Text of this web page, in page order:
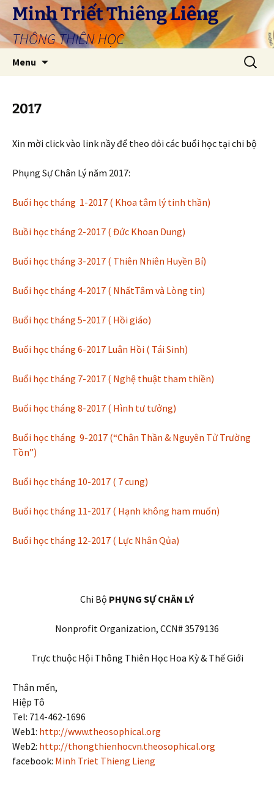
Skip
to
content
Minh Triết Thiêng Liêng
THÔNG THIÊN HỌC
Menu
Search
for:
2017
Xin mời click vào link nầy để theo dỏi các buổi học tại chi bộ
Phụng Sự Chân Lý năm 2017:
Buổi học tháng 1-2017 ( Khoa tâm lý tinh thần)
Buồi học tháng 2-2017 ( Đức Khoan Dung)
Buổi học tháng 3-2017 ( Thiên Nhiên Huyền Bí)
Buổi học tháng 4-2017 ( NhấtTâm và Lòng tin)
Buổi học tháng 5-2017 ( Hồi giáo)
Buổi học tháng 6-2017 Luân Hồi ( Tái Sinh)
Buổi học tháng 7-2017 ( Nghệ thuật tham thiền)
Buổi học tháng 8-2017 ( Hình tư tưởng)
Buổi học tháng 9-2017 (“Chân Thần & Nguyên Tử Trường
Tồn”)
Buổi học tháng 10-2017 ( 7 cung)
Buổi học tháng 11-2017 ( Hạnh không ham muốn)
Buổi học tháng 12-2017 ( Lực Nhân Qủa)
Chi Bộ PHỤNG SỰ CHÂN LÝ
Nonprofit Organization, CCN# 3579136
Trực thuộc Hội Thông Thiên Học Hoa Kỳ & Thế Giới
Thân mến,
Hiệp Tô
Tel: 714-462-1696
Web1: http://www.theosophical.org
Web2: http://thongthienhocvn.theosophical.org
facebook: Minh Triet Thieng Lieng